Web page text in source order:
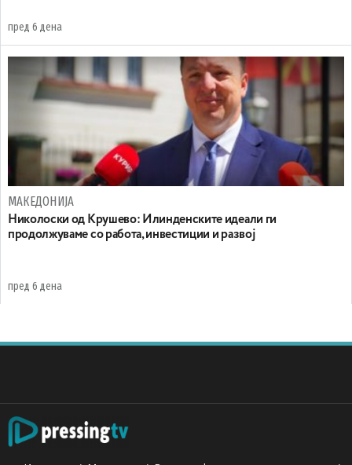
пред 6 дена
МАКЕДОНИЈА
Николоски од Крушево: Илинденските идеали ги
продолжуваме со работа, инвестиции и развој
пред 6 дена